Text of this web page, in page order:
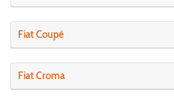
Fiat Coupé
Fiat Croma